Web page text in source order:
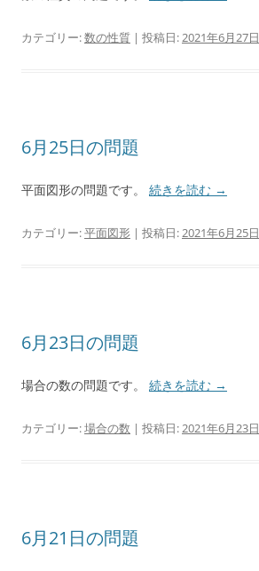
カテゴリー:数の性質 | 投稿日:2021年6月27日
6月25日の問題
平面図形の問題です。 続きを読む →
カテゴリー:平面図形 | 投稿日:2021年6月25日
6月23日の問題
場合の数の問題です。 続きを読む →
カテゴリー:場合の数 | 投稿日:2021年6月23日
6月21日の問題